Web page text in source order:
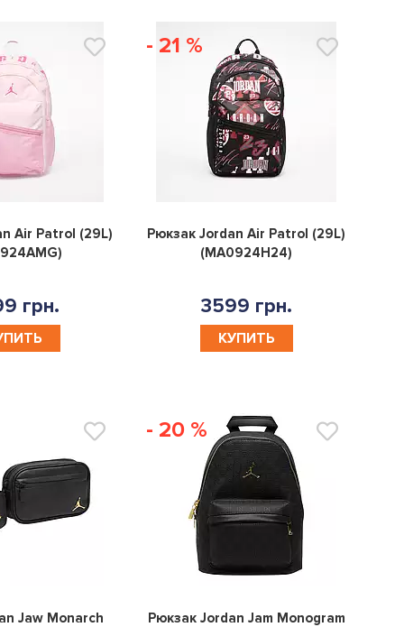
0
Air Patrol (29L)
грн.
- 21 %
0
Рюкзак Jordan Air Patrol (29L)
(MA0924H24)
3599 грн.
КУПИТЬ
0
Jaw Monarch
- 20 %
0
Рюкзак Jordan Jam Monogram